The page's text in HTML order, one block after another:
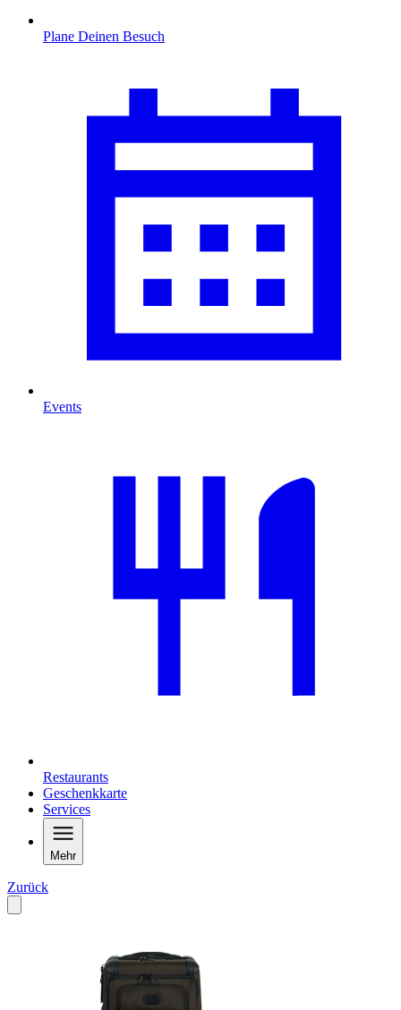
Plane Deinen Besuch
Events
Restaurants
Geschenkkarte
Services
Mehr
Zurück